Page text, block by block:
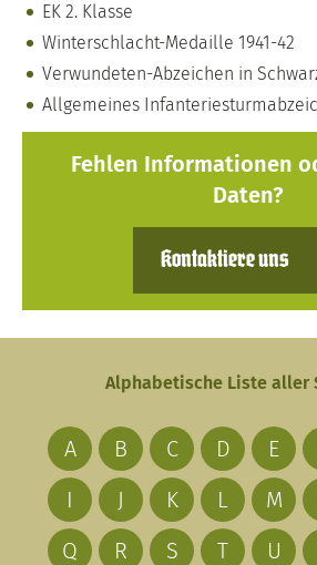
EK 2. Klasse
Winterschlacht-Medaille 1941-42
Verwundeten-Abzeichen in
Allgemeines
Fehlen Informationen
Daten?
Kontaktiere uns
Alphabetische Liste aller
A B C D E
I
J K L M
Q
R S T U